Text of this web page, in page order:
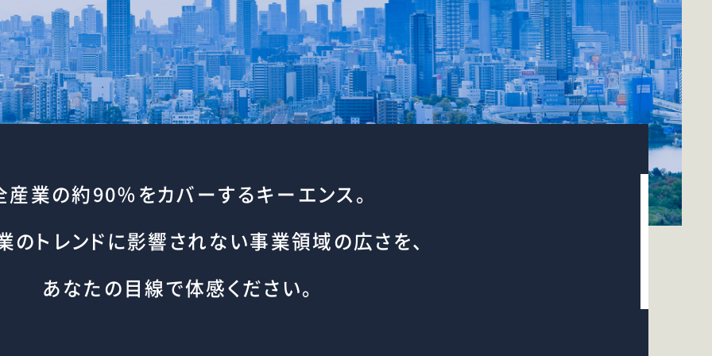
産業の約90％をカバーするキーエンス。
のトレンドに影響されない事業領域の広さを、
あなたの目線で体感ください。